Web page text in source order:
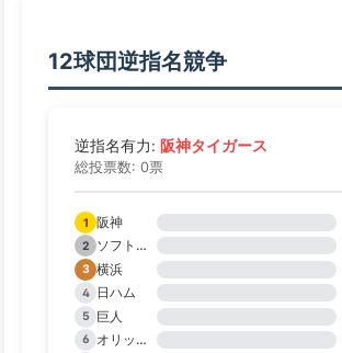
12球団逆指名競争
逆指名有力: 阪神タイガース
総投票数: 0票
1 阪神
2
ソフトバンク
3 横浜
4
日ハム
5
巨人
6
オリックス